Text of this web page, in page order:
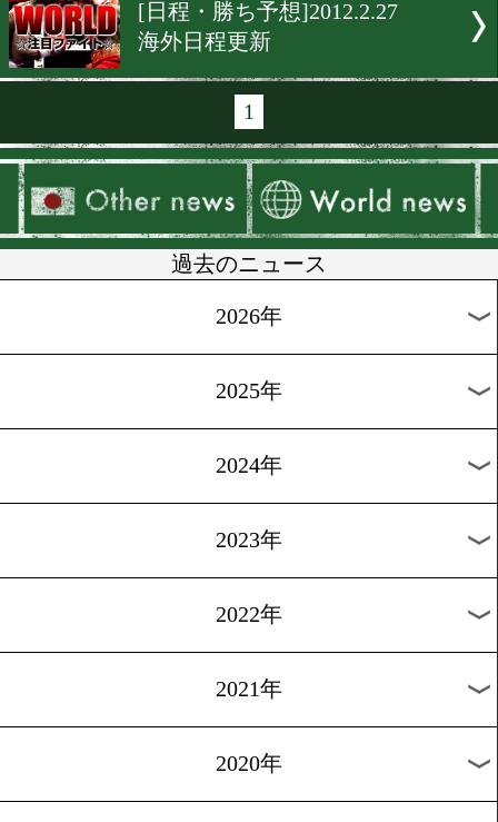
ポンサクレックvsハロまさ
の…
[海外ニュース]2012.3.1
石田がGBPと契約
[海外ニュース]2012.2.29
ダルチニャンがコメント
[海外ニュース]2012.2.29
3/31 リナレス再起戦
[日程・勝ち予想]2012.2.27
海外日程更新
1